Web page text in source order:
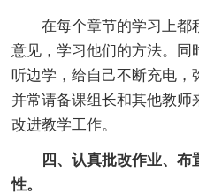
在每个章节的学习上都
意见，学习他们的方法。同
听边学，给自己不断充电，
并常请备课组长和其他教师
改进教学工作。
四、认真批改作业、布
性。